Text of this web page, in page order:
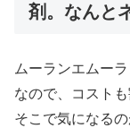
剤。なんと
ムーランエムー
なので、コスト
そこで気になる